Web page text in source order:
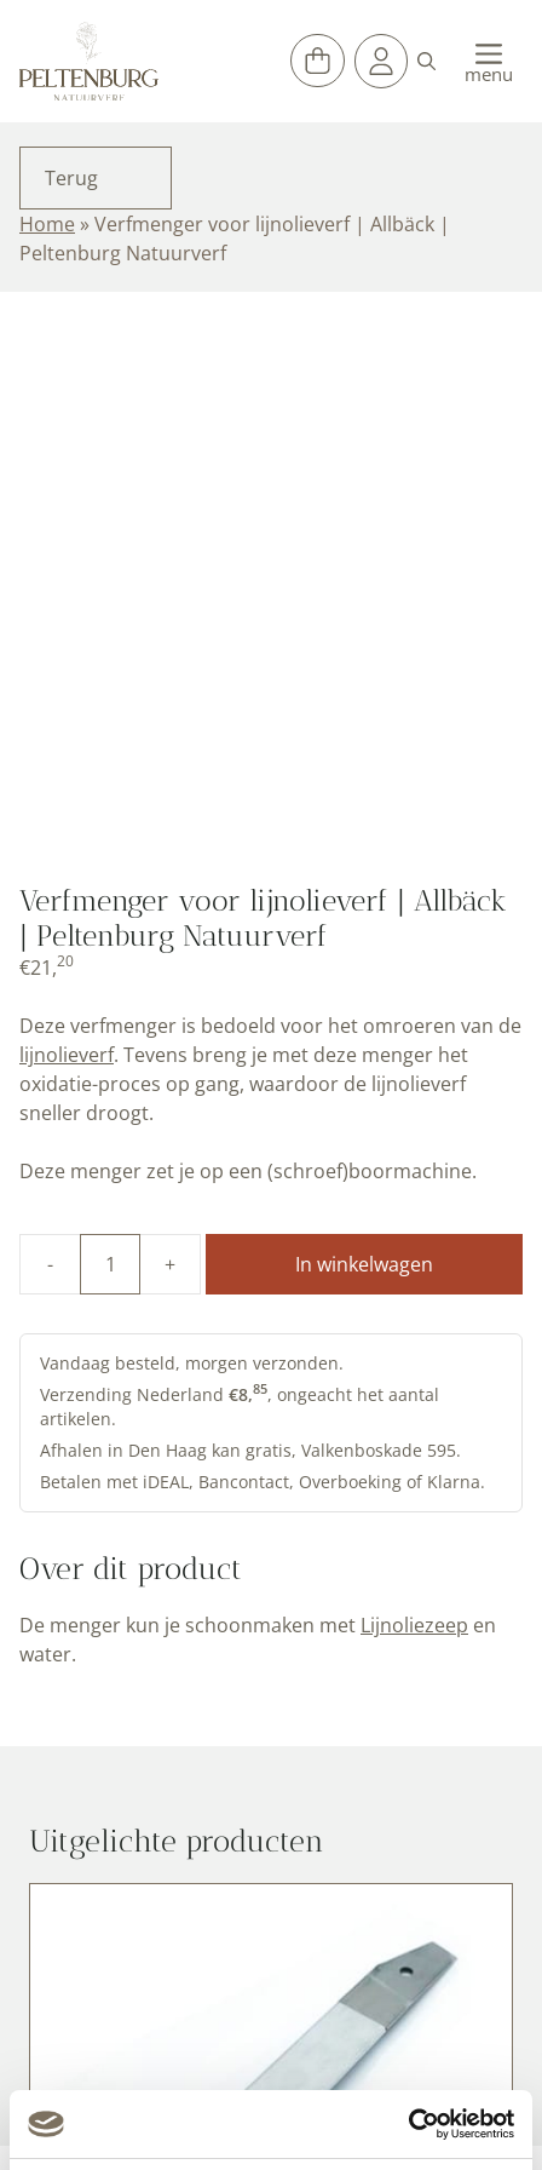
de
inhoud
menu
Terug
Home »Verfmenger voor lijnolieverf | Allbäck |
Peltenburg Natuurverf
Verfmenger voor lijnolieverf | Allbäck
| Peltenburg Natuurverf
€21,20
Deze verfmenger is bedoeld voor het omroeren van de
lijnolieverf. Tevens breng je met deze menger het
oxidatie-proces op gang, waardoor de lijnolieverf
sneller droogt.
Deze menger zet je op een (schroef)boormachine.
Verfmenger
lijnolieverf
|
Allbäck
Peltenburg
Natuurverf
aantal
In winkelwagen
Vandaag besteld, morgen verzonden.
Verzending Nederland €8,85, ongeacht het aantal
artikelen.
Afhalen in Den Haag kan gratis, Valkenboskade 595.
Betalen met iDEAL, Bancontact, Overboeking of Klarna.
Over dit product
De menger kun je schoonmaken met Lijnoliezeep en
water.
Uitgelichte producten